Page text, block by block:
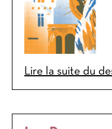
Lire la suite du